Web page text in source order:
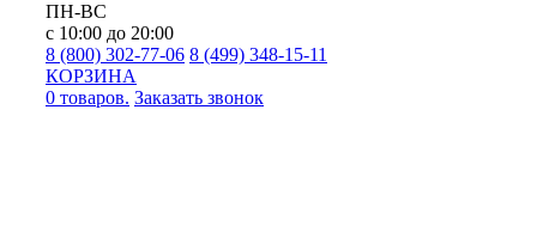
ПН-ВС
с 10:00 до 20:00
8 (800) 302-77-06 8 (499) 348-15-11
КОРЗИНА
0 товаров. Заказать звонок